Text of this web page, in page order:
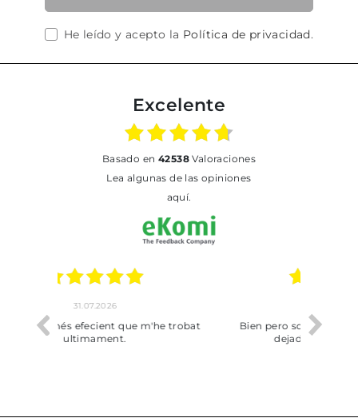
He leído y acepto la Política de privacidad.
Excelente
basado en 42538Valoraciones
Lea algunas de las opiniones
aquí.
trobat
Bien pero soy de Vilafranca y no me ha
dejado recoger en tienda